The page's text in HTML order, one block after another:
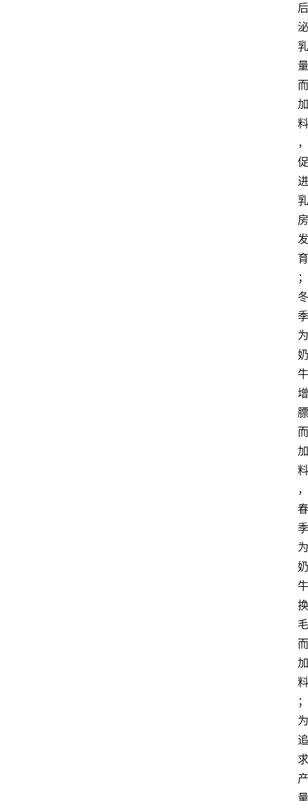
后
泌
乳
量
而
加
料
，
促
进
乳
房
发
育
；
冬
季
为
奶
牛
增
膘
而
加
料
，
春
季
为
奶
牛
换
毛
而
加
料
；
为
追
求
产
量